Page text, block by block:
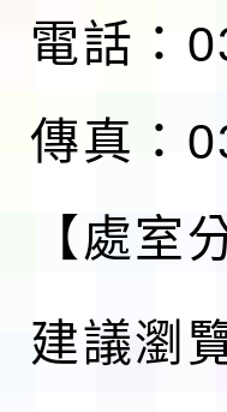
電話：
傳真：
【處室
建議瀏